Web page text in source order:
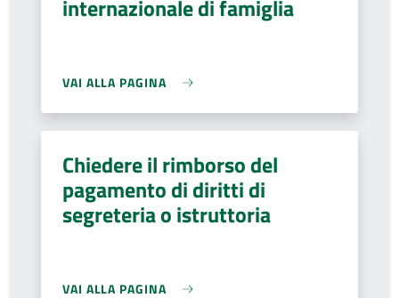
internazionale di famiglia
VAI ALLA PAGINA
Chiedere il rimborso del
pagamento di diritti di
segreteria o istruttoria
VAI ALLA PAGINA